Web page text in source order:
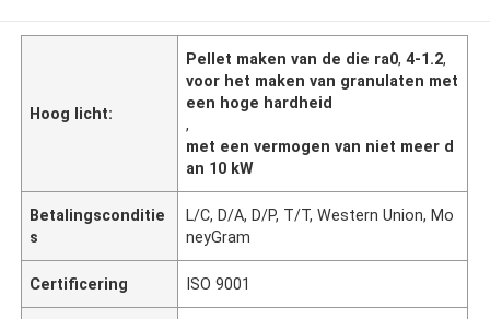
Hoog licht:
Pellet maken van de die ra0,4-1.2,
voor het maken van granulaten met
een hoge hardheid
,
met een vermogen van niet meer d
an 10 kW
Betalingsconditie
s
L/C, D/A, D/P, T/T, Western Union, Mo
neyGram
Certificering ISO 9001